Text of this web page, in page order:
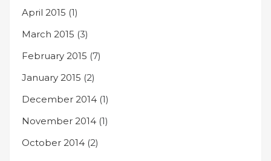
April 2015 (1)
March 2015 (3)
February 2015 (7)
January 2015 (2)
December 2014 (1)
November 2014 (1)
October 2014 (2)